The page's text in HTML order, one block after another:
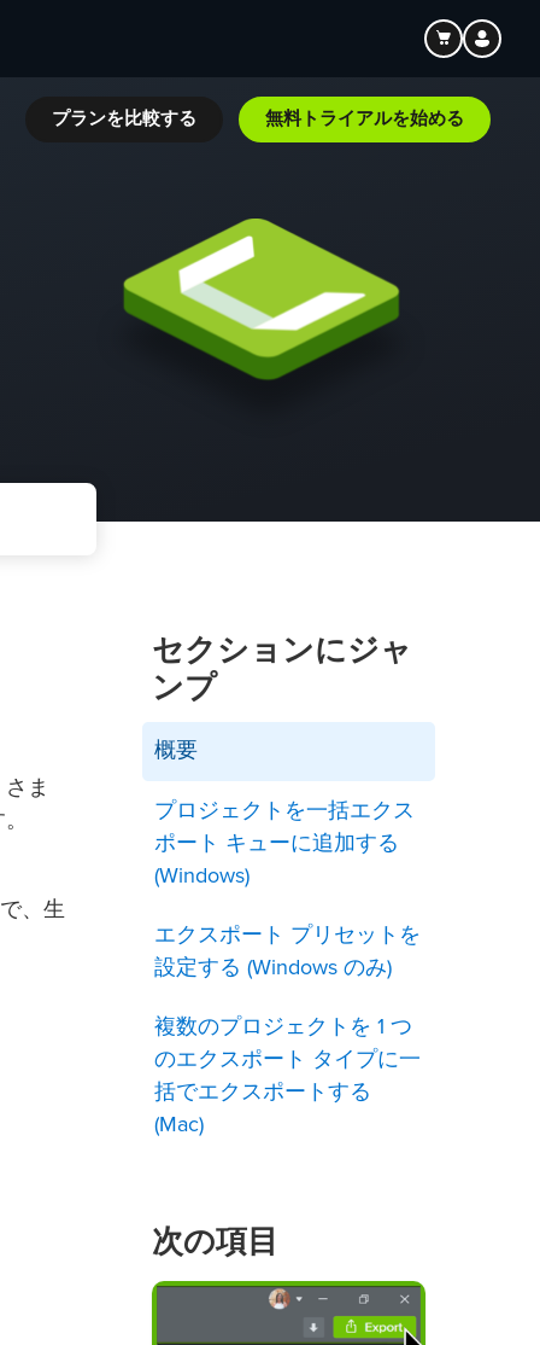
プランを比較する 無料トライアルを始める
ま
、生
セクションにジャ
ンプ
概要
プロジェクトを一括エクス
ポート キューに追加する
(Windows)
エクスポート プリセットを
設定する (Windows のみ)
複数のプロジェクトを 1 つ
のエクスポート タイプに一
括でエクスポートする
(Mac)
次の項目